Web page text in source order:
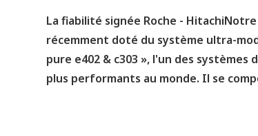
La fiabilité signée Roche -
récemment doté du système ultra-
pure e402 & c303 », l'un des systèmes
plus performants au monde. Il se